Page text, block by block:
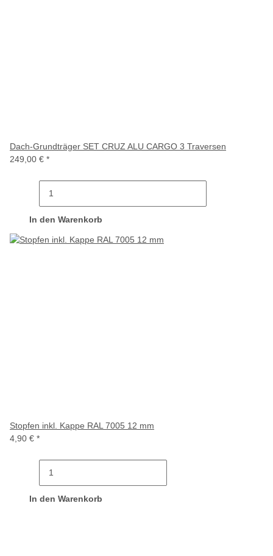
Dach-Grundträger SET CRUZ ALU CARGO 3 Traversen
249,00 € *
In den Warenkorb
Stopfen inkl. Kappe RAL 7005 12 mm
4,90 € *
In den Warenkorb